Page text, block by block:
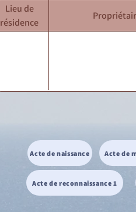
Lieu de
résidence
Acte de naissance Acte de
Acte de reconnaissance 1